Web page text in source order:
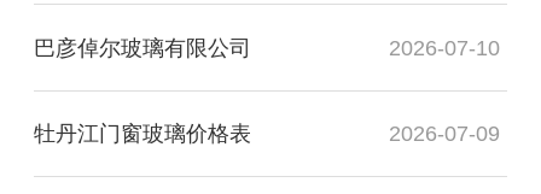
巴彦倬尔玻璃有限公司 2026-07-10
牡丹江门窗玻璃价格表 2026-07-09